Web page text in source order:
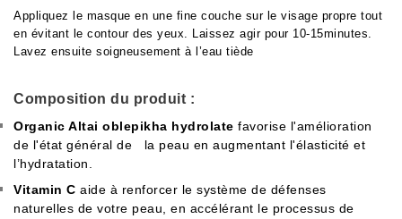
Appliquez le masque en une fine couche sur le visage propre tout
en évitant le contour des yeux. Laissez agir pour 10-15minutes.
Lavez ensuite soigneusement à l’eau tiède
Composition du produit :
Organic Altai oblepikha hydrolate favorise l'amélioration
de l'état général de la peau en augmentant l'élasticité et
l’hydratation.
Vitamin C aide à renforcer le système de défenses
naturelles de votre peau, en accélérant le processus de